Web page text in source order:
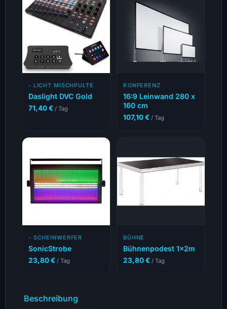
- LICHT MISCHPULTE
Daslight DVC Gold
71,40€ / Tag
KONFERENZ
16:9 Leinwand 280 x
160 cm
107,10€ / Tag
- SCHEINWERFER
SonicStrobe
23,80€ / Tag
BÜHNE
Bühnenpodest 1x2m
23,80€ / Tag
Beschreibung